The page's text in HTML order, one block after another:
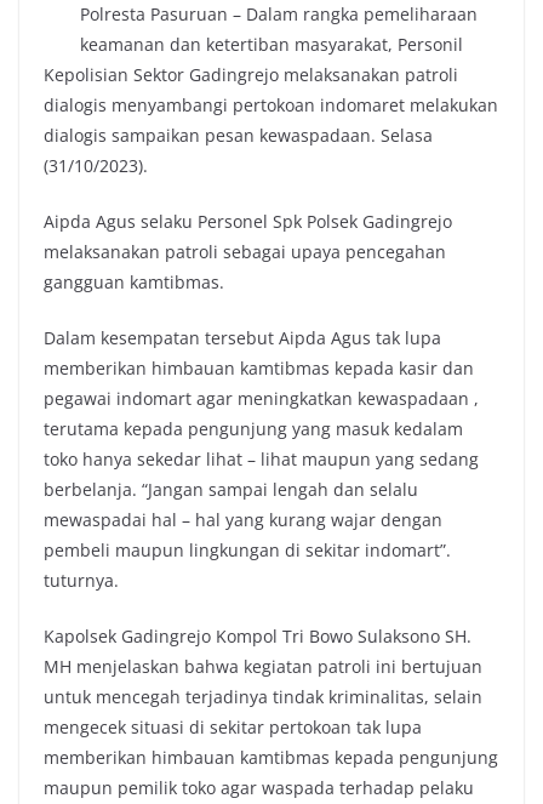
Polresta Pasuruan – Dalam rangka pemeliharaan
keamanan dan ketertiban masyarakat, Personil
Kepolisian Sektor Gadingrejo melaksanakan patroli
dialogis menyambangi pertokoan indomaret melakukan
dialogis sampaikan pesan kewaspadaan. Selasa
(31/10/2023).
Aipda Agus selaku Personel Spk Polsek Gadingrejo
melaksanakan patroli sebagai upaya pencegahan
gangguan kamtibmas.
Dalam kesempatan tersebut Aipda Agus tak lupa
memberikan himbauan kamtibmas kepada kasir dan
pegawai indomart agar meningkatkan kewaspadaan ,
terutama kepada pengunjung yang masuk kedalam
toko hanya sekedar lihat – lihat maupun yang sedang
berbelanja. “Jangan sampai lengah dan selalu
mewaspadai hal – hal yang kurang wajar dengan
pembeli maupun lingkungan di sekitar indomart”.
tuturnya.
Kapolsek Gadingrejo Kompol Tri Bowo Sulaksono SH.
MH menjelaskan bahwa kegiatan patroli ini bertujuan
untuk mencegah terjadinya tindak kriminalitas, selain
mengecek situasi di sekitar pertokoan tak lupa
memberikan himbauan kamtibmas kepada pengunjung
maupun pemilik toko agar waspada terhadap pelaku